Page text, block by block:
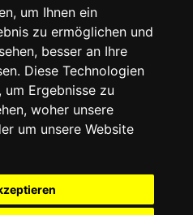
um Ihnen ein
zu ermöglichen und
besser an Ihre
Diese Technologien
Ergebnisse zu
woher unsere
um unsere Website